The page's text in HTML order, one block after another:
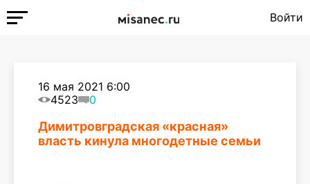
Войти
16 мая 2021 6:00
4523
0
Димитровградская «красная»
власть кинула многодетные семьи